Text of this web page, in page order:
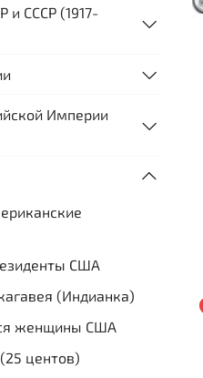
СССР (1917-
Империи
США
(Индианка)
женщины США
центов)